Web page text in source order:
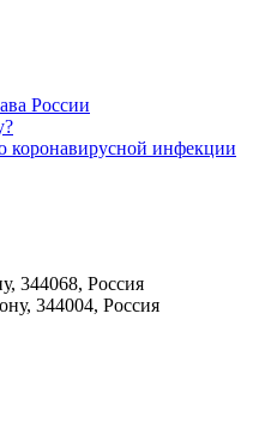
России
инфекции
344068, Россия
344004, Россия